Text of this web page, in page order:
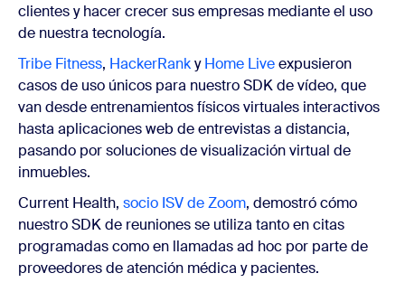
clientes y hacer crecer sus empresas mediante el uso
de nuestra tecnología.
Tribe Fitness, HackerRankyHome Liveexpusieron
casos de uso únicos para nuestro SDK de vídeo, que
van desde entrenamientos físicos virtuales interactivos
hasta aplicaciones web de entrevistas a distancia,
pasando por soluciones de visualización virtual de
inmuebles.
Current Health, socio ISV de Zoom, demostró cómo
nuestro SDK de reuniones se utiliza tanto en citas
programadas como en llamadas ad hoc por parte de
proveedores de atención médica y pacientes.